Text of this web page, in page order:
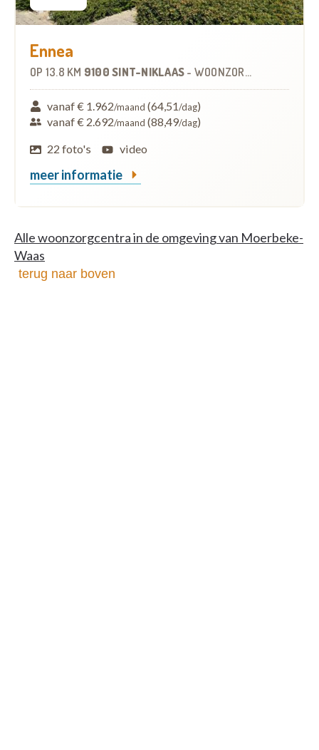
Ennea
OP 13.8 KM 9100 SINT-NIKLAAS - WOONZORGCENTRUM (WZC)
vanaf € 1.962/maand (64,51/dag)
vanaf € 2.692/maand (88,49/dag)
22 foto's
video
meer informatie
Alle woonzorgcentra in de omgeving van Moerbeke-
Waas
terug naar boven